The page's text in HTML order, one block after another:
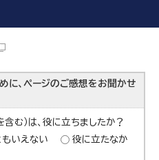
に、ページのご感想をお聞かせ
む）は、役に立ちましたか？
もいえない
役に立たなか